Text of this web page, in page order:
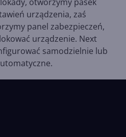
urządzenia, zaś
panel zabezpieczeń,
urządzenie. Next
samodzielnie lub